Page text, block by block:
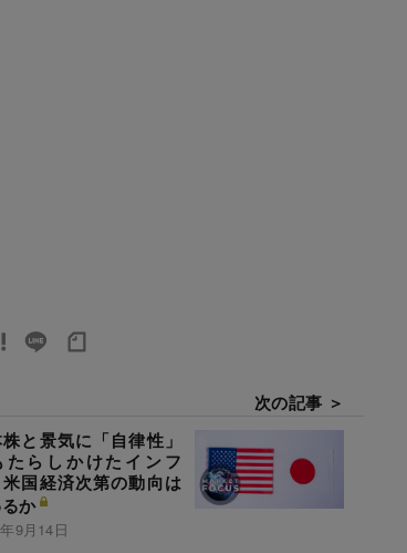
次の記事 ＞
と景気に「自律性」
たらしかけたインフ
米国経済次第の動向は
か
9月14日